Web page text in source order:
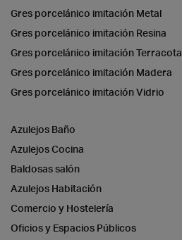
Gres porcelánico imitación Metal
Gres porcelánico imitación Resina
Gres porcelánico imitación Terracota
Gres porcelánico imitación Madera
Gres porcelánico imitación Vidrio
Azulejos Baño
Azulejos Cocina
Baldosas salón
Azulejos Habitación
Comercio y Hostelería
Oficios y Espacios Públicos